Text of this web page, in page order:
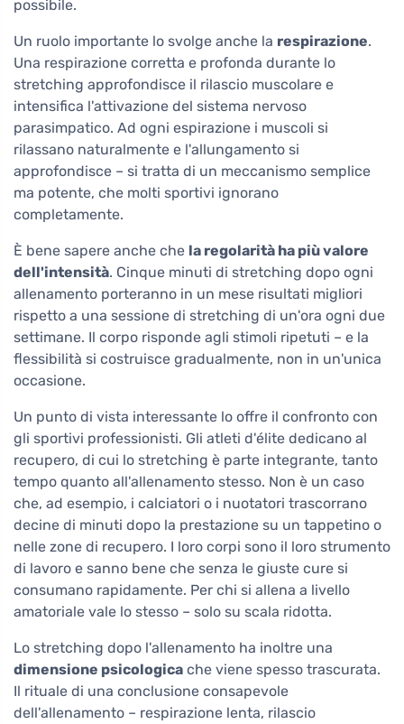
possibile.
Un ruolo importante lo svolge anche la respirazione.
Una respirazione corretta e profonda durante lo
stretching approfondisce il rilascio muscolare e
intensifica l'attivazione del sistema nervoso
parasimpatico. Ad ogni espirazione i muscoli si
rilassano naturalmente e l'allungamento si
approfondisce – si tratta di un meccanismo semplice
ma potente, che molti sportivi ignorano
completamente.
È bene sapere anche che la regolarità ha più valore
dell'intensità. Cinque minuti di stretching dopo ogni
allenamento porteranno in un mese risultati migliori
rispetto a una sessione di stretching di un'ora ogni due
settimane. Il corpo risponde agli stimoli ripetuti – e la
flessibilità si costruisce gradualmente, non in un'unica
occasione.
Un punto di vista interessante lo offre il confronto con
gli sportivi professionisti. Gli atleti d'élite dedicano al
recupero, di cui lo stretching è parte integrante, tanto
tempo quanto all'allenamento stesso. Non è un caso
che, ad esempio, i calciatori o i nuotatori trascorrano
decine di minuti dopo la prestazione su un tappetino o
nelle zone di recupero. I loro corpi sono il loro strumento
di lavoro e sanno bene che senza le giuste cure si
consumano rapidamente. Per chi si allena a livello
amatoriale vale lo stesso – solo su scala ridotta.
Lo stretching dopo l'allenamento ha inoltre una
dimensione psicologica che viene spesso trascurata.
Il rituale di una conclusione consapevole
dell'allenamento – respirazione lenta, rilascio